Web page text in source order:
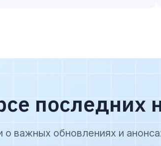
последних
о важных обновлениях и